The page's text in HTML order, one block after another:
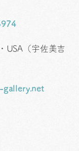
（宇佐美吉
gallery.net